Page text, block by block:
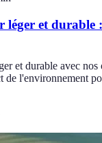
léger et durable
et durable avec nos
de l'environnement